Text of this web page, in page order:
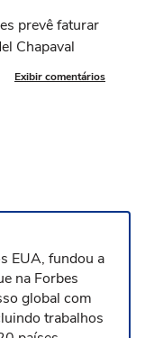
prevê faturar
Chapaval
Exibir comentários
EUA, fundou a
na Forbes
global com
trabalhos